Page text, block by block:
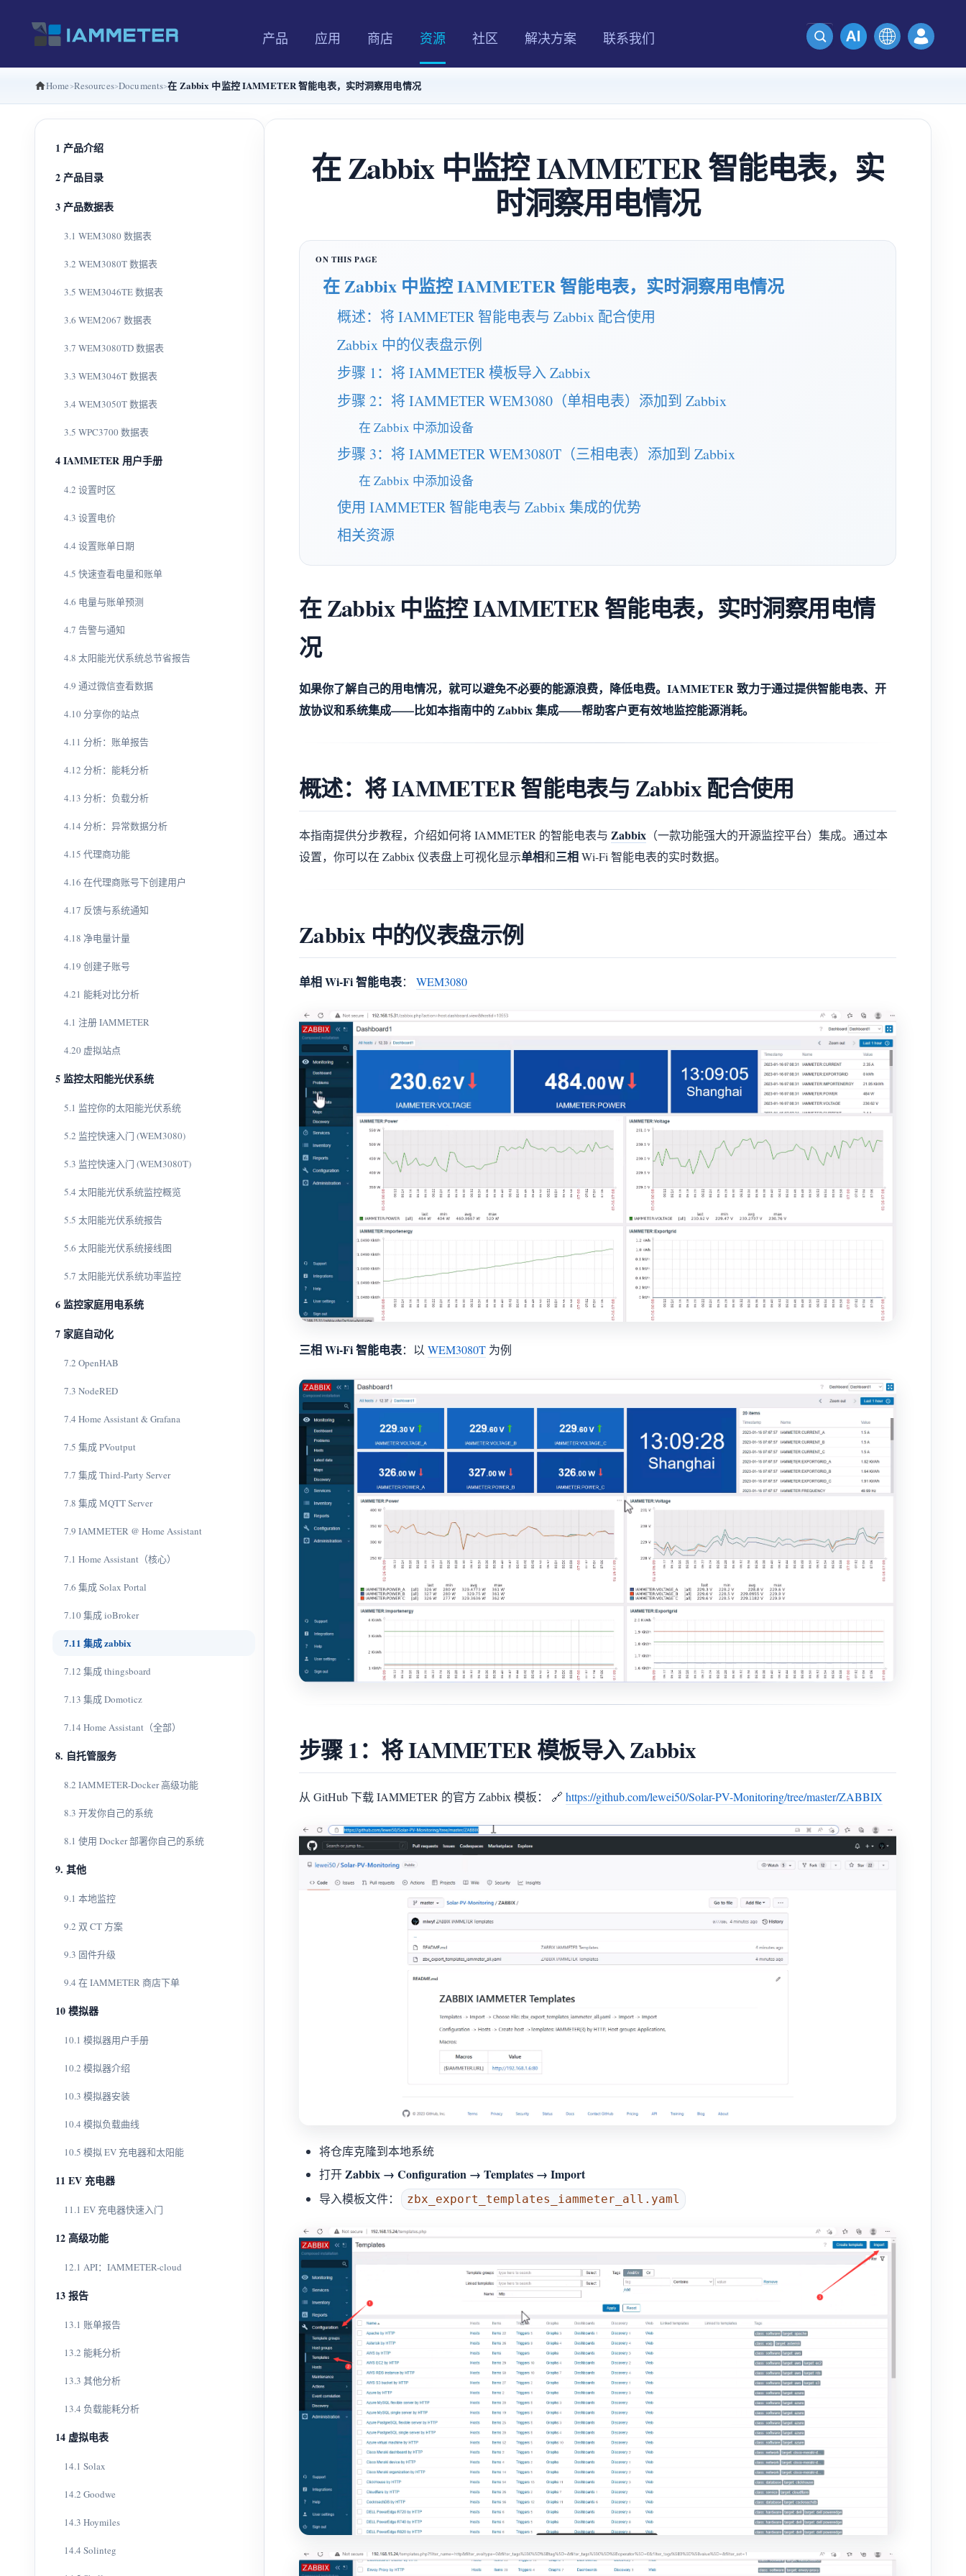
产品 应用 商店 资源 社区 解决方案 联系我们
Home Resources Documents 在 Zabbix 中监控 IAMMETER 智能电表，实时洞察用电情况
1 产品介绍
2 产品目录
3 产品数据表
3.1 WEM3080 数据表
3.2 WEM3080T 数据表
3.5 WEM3046TE 数据表
3.6 WEM2067 数据表
3.7 WEM3080TD 数据表
3.3 WEM3046T 数据表
3.4 WEM3050T 数据表
3.5 WPC3700 数据表
4 IAMMETER 用户手册
4.2 设置时区
4.3 设置电价
4.4 设置账单日期
4.5 快速查看电量和账单
4.6 电量与账单预测
4.7 告警与通知
4.8 太阳能光伏系统总节省报告
4.9 通过微信查看数据
4.10 分享你的站点
4.11 分析：账单报告
4.12 分析：能耗分析
4.13 分析：负载分析
4.14 分析：异常数据分析
4.15 代理商功能
4.16 在代理商账号下创建用户
4.17 反馈与系统通知
4.18 净电量计量
4.19 创建子账号
4.21 能耗对比分析
4.1 注册 IAMMETER
4.20 虚拟站点
5 监控太阳能光伏系统
5.1 监控你的太阳能光伏系统
5.2 监控快速入门 (WEM3080)
5.3 监控快速入门 (WEM3080T)
5.4 太阳能光伏系统监控概览
5.5 太阳能光伏系统报告
5.6 太阳能光伏系统接线图
5.7 太阳能光伏系统功率监控
6 监控家庭用电系统
7 家庭自动化
7.2 OpenHAB
7.3 NodeRED
7.4 Home Assistant & Grafana
7.5 集成 PVoutput
7.7 集成 Third-Party Server
7.8 集成 MQTT Server
7.9 IAMMETER @ Home Assistant
7.1 Home Assistant（核心）
7.6 集成 Solax Portal
7.10 集成 ioBroker
7.11 集成 zabbix
7.12 集成 thingsboard
7.13 集成 Domoticz
7.14 Home Assistant（全部）
8. 自托管服务
8.2 IAMMETER-Docker 高级功能
8.3 开发你自己的系统
8.1 使用 Docker 部署你自己的系统
9. 其他
9.1 本地监控
9.2 双 CT 方案
9.3 固件升级
9.4 在 IAMMETER 商店下单
10 模拟器
10.1 模拟器用户手册
10.2 模拟器介绍
10.3 模拟器安装
10.4 模拟负载曲线
10.5 模拟 EV 充电器和太阳能
11 EV 充电器
11.1 EV 充电器快速入门
12 高级功能
12.1 API：IAMMETER-cloud
13 报告
13.1 账单报告
13.2 能耗分析
13.3 其他分析
13.4 负载能耗分析
14 虚拟电表
14.1 Solax
14.2 Goodwe
14.3 Hoymiles
14.4 Solinteg
在 Zabbix 中监控 IAMMETER 智能电表，实
时洞察用电情况
在 Zabbix 中监控 IAMMETER 智能电表，实时洞察用电情况
概述：将 IAMMETER 智能电表与 Zabbix 配合使用
Zabbix 中的仪表盘示例
步骤 1：将 IAMMETER 模板导入 Zabbix
步骤 2：将 IAMMETER WEM3080（单相电表）添加到 Zabbix
在 Zabbix 中添加设备
步骤 3：将 IAMMETER WEM3080T（三相电表）添加到 Zabbix
在 Zabbix 中添加设备
使用 IAMMETER 智能电表与 Zabbix 集成的优势
相关资源
在 Zabbix 中监控 IAMMETER 智能电表，实时洞察用电情
况
如果你了解自己的用电情况，就可以避免不必要的能源浪费，降低电费。IAMMETER 致力于通过提供智能电表、开
放协议和系统集成——比如本指南中的 Zabbix 集成——帮助客户更有效地监控能源消耗。
概述：将 IAMMETER 智能电表与 Zabbix 配合使用
本指南提供分步教程，介绍如何将 IAMMETER 的智能电表与 Zabbix （一款功能强大的开源监控平台）集成。通过本
设置，你可以在 Zabbix 仪表盘上可视化显示单相和三相Wi-Fi 智能电表的实时数据。
Zabbix 中的仪表盘示例
单相 Wi-Fi 智能电表： WEM3080
三相 Wi-Fi 智能电表：以 WEM3080T 为例
步骤 1：将 IAMMETER 模板导入 Zabbix
从 GitHub 下载 IAMMETER 的官方 Zabbix 模板： 🔗 https://github.com/lewei50/Solar-PV-Monitoring/tree/master/ZABBIX
将仓库克隆到本地系统
打开Zabbix → Configuration → Templates → Import
导入模板文件： zbx_export_templates_iammeter_all.yaml